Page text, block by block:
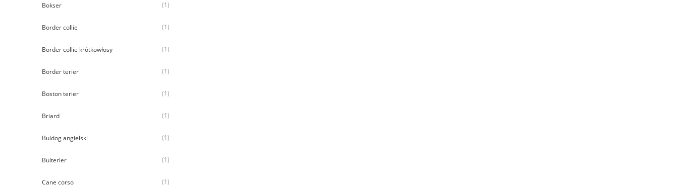
Bokser (1)
Border collie (1)
Border collie krótkowłosy (1)
Border terier (1)
Boston terier (1)
Briard (1)
Buldog angielski (1)
Bulterier (1)
Cane corso (1)